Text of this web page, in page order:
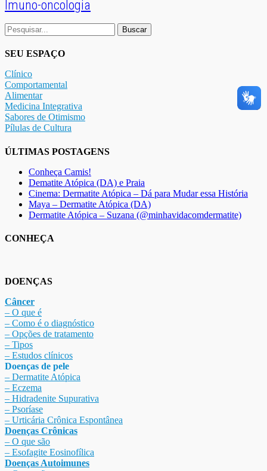
Imuno-oncologia
Buscar
por:
SEU ESPAÇO
Clínico
Comportamental
Alimentar
Medicina Integrativa
Sabores de Otimismo
Pílulas de Cultura
ÚLTIMAS POSTAGENS
Conheça Camis!
Dematite Atópica (DA) e Praia
Cinema: Dermatite Atópica – Dá para Mudar essa História
Maya – Dermatite Atópica (DA)
Dermatite Atópica – Suzana (@minhavidacomdermatite)
CONHEÇA
DOENÇAS
Câncer
– O que é
– Como é o diagnóstico
– Opções de tratamento
– Tipos
– Estudos clínicos
Doenças de pele
– Dermatite Atópica
– Eczema
– Hidradenite Supurativa
– Psoríase
– Urticária Crônica Espontânea
Doenças Crônicas
– O que são
– Esofagite Eosinofílica
Doenças Autoimunes